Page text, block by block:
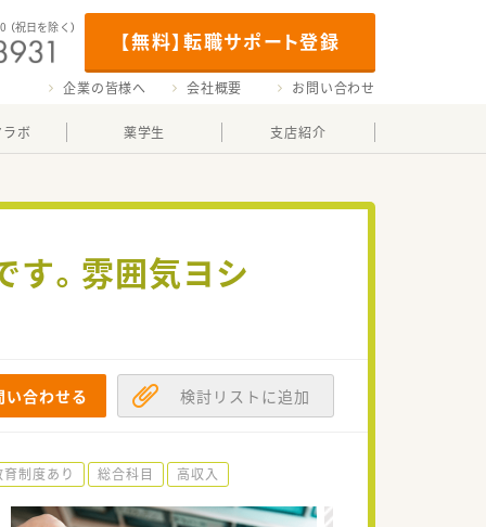
【無料】転職サポート登録
（祝日を除く）
企業の皆様へ 会社概要 お問い合わせ
ボ 薬学生 支店紹介
す。雰囲気ヨシ
い合わせる 検討リストに追加
育制度あり 総合科目 高収入